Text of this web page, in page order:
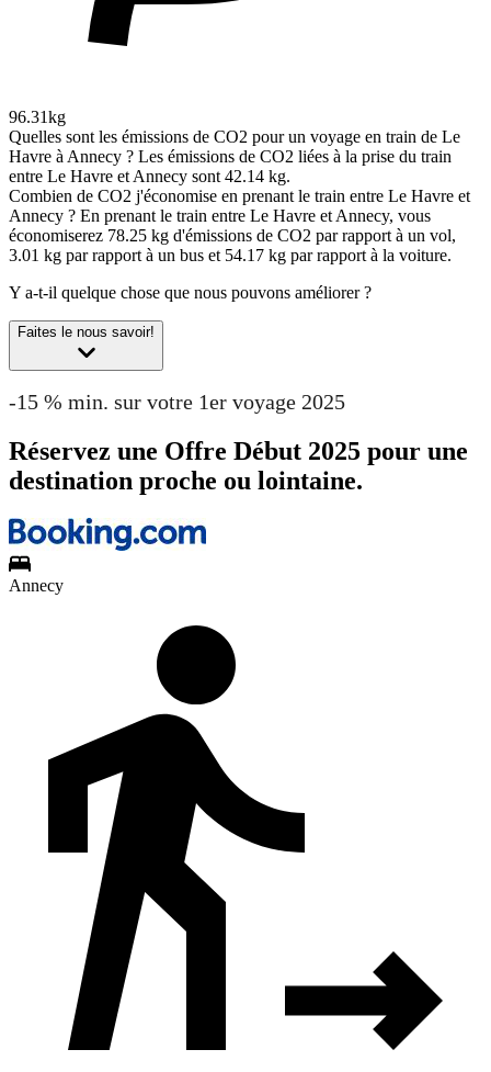
96.31kg
Quelles sont les émissions de CO2 pour un voyage en train de Le
Havre à Annecy ? Les émissions de CO2 liées à la prise du train
entre Le Havre et Annecy sont 42.14 kg.
Combien de CO2 j'économise en prenant le train entre Le Havre et
Annecy ? En prenant le train entre Le Havre et Annecy, vous
économiserez 78.25 kg d'émissions de CO2 par rapport à un vol,
3.01 kg par rapport à un bus et 54.17 kg par rapport à la voiture.
Y a-t-il quelque chose que nous pouvons améliorer ?
Faites le nous savoir!
-15 % min. sur votre 1er voyage 2025
Réservez une Offre Début 2025 pour une
destination proche ou lointaine.
Annecy